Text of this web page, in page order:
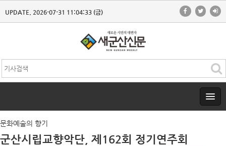
UPDATE. 2026-07-31 11:04:33 (금)
문화예술의 향기
군산시립교향악단, 제162회 정기연주회